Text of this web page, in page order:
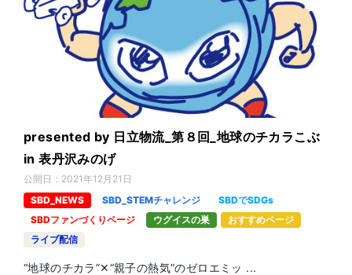
presented by 日立物流_第８回_地球のチカラこぶ
in 表丹沢みのげ
公開日： 2021年12月21日
SBD_NEWS
SBD_STEMチャレンジ
SBDでSDGs
SBDファンづくりページ
ウグイスの巣
おすすめページ
ライブ配信
“地球のチカラ”✕“親子の熱気”のゼロエミッ ...